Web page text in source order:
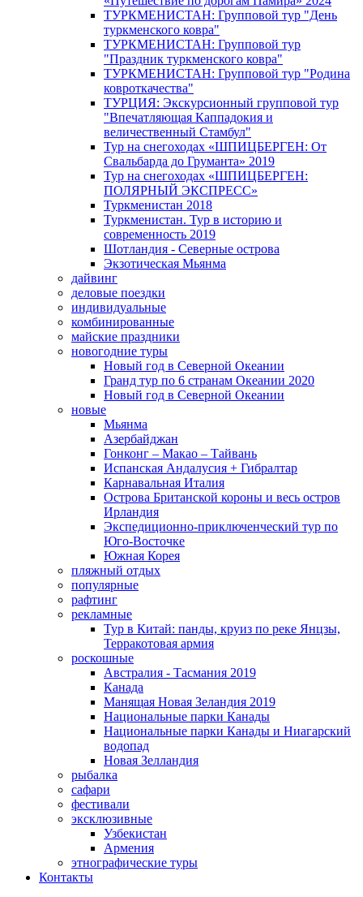
ТУРКМЕНИСТАН: Групповой тур "День
туркменского ковра"
ТУРКМЕНИСТАН: Групповой тур
"Праздник туркменского ковра"
ТУРКМЕНИСТАН: Групповой тур "Родина
ковроткачества"
ТУРЦИЯ: Экскурсионный групповой тур
"Впечатляющая Каппадокия и
величественный Стамбул"
Тур на снегоходах «ШПИЦБЕРГЕН: От
Свальбарда до Груманта» 2019
Тур на снегоходах «ШПИЦБЕРГЕН:
ПОЛЯРНЫЙ ЭКСПРЕСС»
Туркменистан 2018
Туркменистан. Тур в историю и
современность 2019
Шотландия - Северные острова
Экзотическая Мьянма
дайвинг
деловые поездки
индивидуальные
комбинированные
майские праздники
новогодние туры
Новый год в Северной Океании
Гранд тур по 6 странам Океании 2020
Новый год в Северной Океании
новые
Мьянма
Азербайджан
Гонконг – Макао – Тайвань
Испанская Андалусия + Гибралтар
Карнавальная Италия
Острова Британской короны и весь остров
Ирландия
Экспедиционно-приключенческий тур по
Юго-Восточке
Южная Корея
пляжный отдых
популярные
рафтинг
рекламные
Тур в Китай: панды, круиз по реке Янцзы,
Терракотовая армия
роскошные
Австралия - Тасмания 2019
Канада
Манящая Новая Зеландия 2019
Национальные парки Канады
Национальные парки Канады и Ниагарский
водопад
Новая Зелландия
рыбалка
сафари
фестивали
эксклюзивные
Узбекистан
Армения
этнографические туры
Контакты